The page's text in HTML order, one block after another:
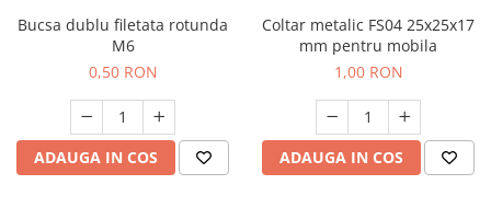
Bucsa dublu filetata rotunda
M6
0,50 RON
ADAUGA IN COS
Coltar metalic FS04 25x25x17
mm pentru mobila
1,00 RON
ADAUGA IN COS